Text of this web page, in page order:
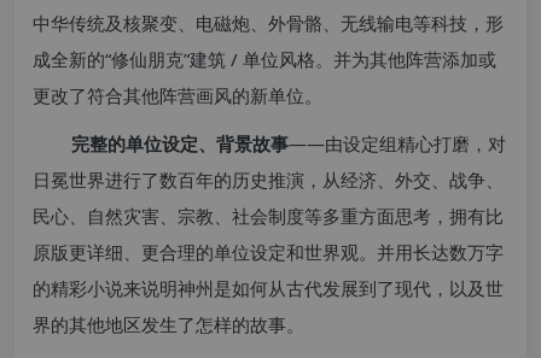
中华传统及核聚变、电磁炮、外骨骼、无线输电等科技，形
成全新的“修仙朋克”建筑 / 单位风格。并为其他阵营添加或
更改了符合其他阵营画风的新单位。
完整的单位设定、背景故事——由设定组精心打磨，对
日冕世界进行了数百年的历史推演，从经济、外交、战争、
民心、自然灾害、宗教、社会制度等多重方面思考，拥有比
原版更详细、更合理的单位设定和世界观。并用长达数万字
的精彩小说来说明神州是如何从古代发展到了现代，以及世
界的其他地区发生了怎样的故事。